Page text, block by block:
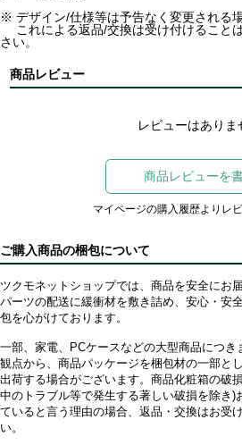
※ デザイン/仕様等は予告なく変更される
これによる返品/交換は受け付けること
さい。
商品レビュー
レビューはありま
商品レビューを
マイページの購入履歴よりレ
ご購入商品の梱包について
ツクモネットショップでは、商品を安全にお
パーツの配送に緩衝材を敷き詰め、安心・安
包を心がけております。
一部、家電、PCケースなどの大型商品につき
観点から、商品パッケージを梱包材の一部と
出荷する場合がございます。商品化粧箱の破
中のトラブル等で発生する著しい破損を除き)
ていると言う理由の場合、返品・交換はお受
い。